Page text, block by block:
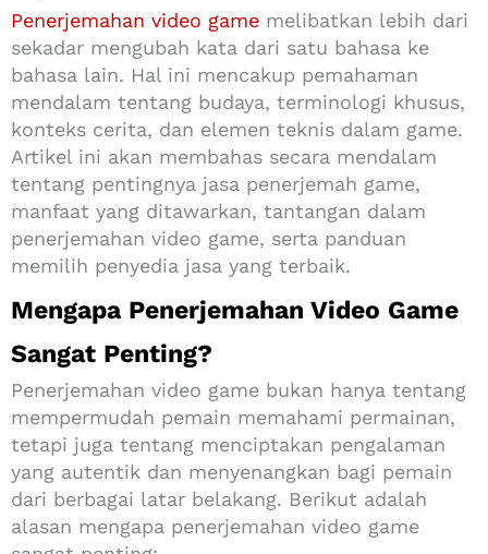
Penerjemahan video game melibatkan lebih dari
sekadar mengubah kata dari satu bahasa ke
bahasa lain. Hal ini mencakup pemahaman
mendalam tentang budaya, terminologi khusus,
konteks cerita, dan elemen teknis dalam game.
Artikel ini akan membahas secara mendalam
tentang pentingnya jasa penerjemah game,
manfaat yang ditawarkan, tantangan dalam
penerjemahan video game, serta panduan
memilih penyedia jasa yang terbaik.
Mengapa Penerjemahan Video Game
Sangat Penting?
Penerjemahan video game bukan hanya tentang
mempermudah pemain memahami permainan,
tetapi juga tentang menciptakan pengalaman
yang autentik dan menyenangkan bagi pemain
dari berbagai latar belakang. Berikut adalah
alasan mengapa penerjemahan video game